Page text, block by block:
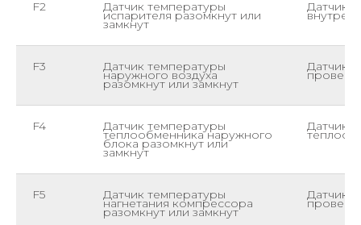
F2 Датчик температуры
испарителя разомкнут или
замкнут
Датчик
F3 Датчик температуры
наружного воздуха
разомкнут или замкнут
Датчик
F4 Датчик температуры
теплообменника наружного
блока разомкнут или
замкнут
Датчик
F5 Датчик температуры
нагнетания компрессора
разомкнут или замкнут
Датчик